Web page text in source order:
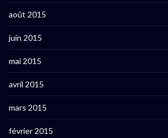
août 2015
juin 2015
mai 2015
avril 2015
mars 2015
février 2015